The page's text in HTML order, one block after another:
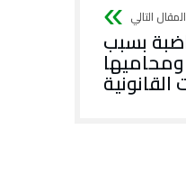
بسبب
القانونية